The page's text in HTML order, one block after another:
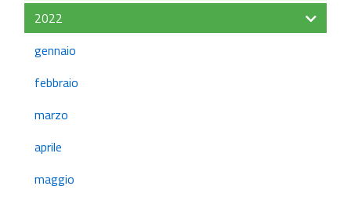
2022
gennaio
febbraio
marzo
aprile
maggio